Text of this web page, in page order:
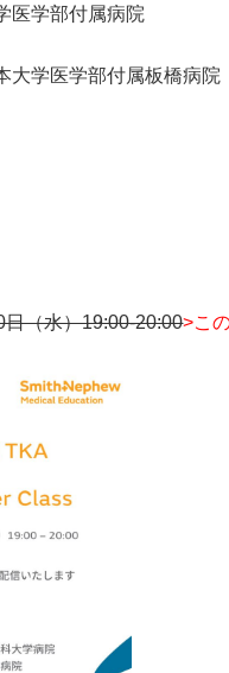
医学部付属病院
大学医学部付属板橋病院
日（水）19:00-20:00>こ